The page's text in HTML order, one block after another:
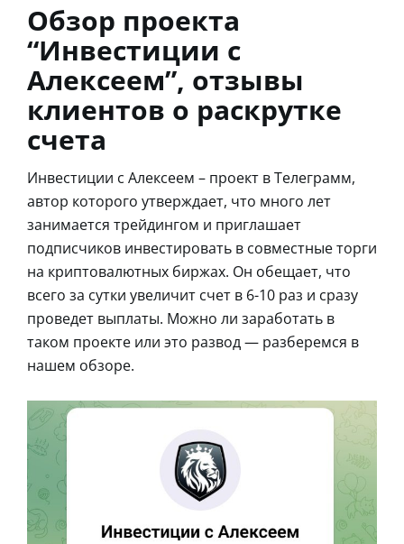
Обзор проекта
“Инвестиции с
Алексеем”, отзывы
клиентов о раскрутке
счета
Инвестиции с Алексеем – проект в Телеграмм,
автор которого утверждает, что много лет
занимается трейдингом и приглашает
подписчиков инвестировать в совместные торги
на криптовалютных биржах. Он обещает, что
всего за сутки увеличит счет в 6-10 раз и сразу
проведет выплаты. Можно ли заработать в
таком проекте или это развод — разберемся в
нашем обзоре.